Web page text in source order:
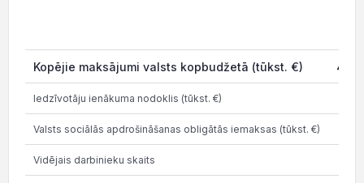
Kopējie maksājumi valsts kopbudžetā (tūkst. €)
Iedzīvotāju ienākuma nodoklis (tūkst. €)
Valsts sociālās apdrošināšanas obligātās iemaksas (tūkst. €)
Vidējais darbinieku skaits